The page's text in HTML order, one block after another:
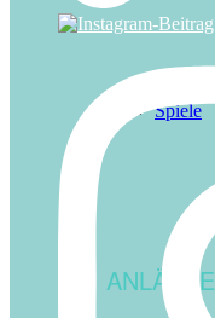
Spiele
ANLÄSSE